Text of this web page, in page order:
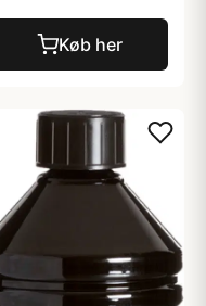
Køb her